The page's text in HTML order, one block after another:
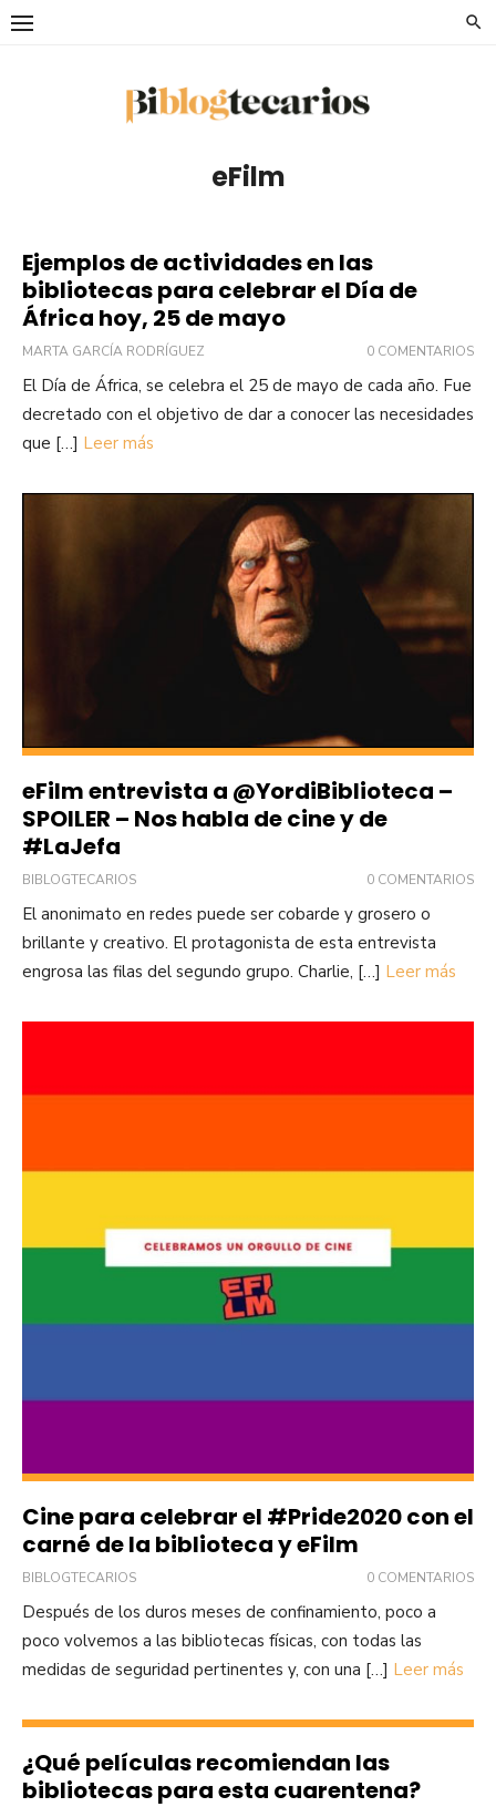
Saltar
eFilm
Ejemplos de actividades en las
bibliotecas para celebrar el Día de
África hoy, 25 de mayo
MARTA GARCÍA RODRÍGUEZ 0 COMENTARIOS
El Día de África, se celebra el 25 de mayo de cada año. Fue
decretado con el objetivo de dar a conocer las necesidades
que […] Leer más
eFilm entrevista a @YordiBiblioteca –
SPOILER – Nos habla de cine y de
#LaJefa
BIBLOGTECARIOS 0 COMENTARIOS
El anonimato en redes puede ser cobarde y grosero o
brillante y creativo. El protagonista de esta entrevista
engrosa las filas del segundo grupo. Charlie, […] Leer más
Cine para celebrar el #Pride2020 con el
carné de la biblioteca y eFilm
BIBLOGTECARIOS 0 COMENTARIOS
Después de los duros meses de confinamiento, poco a
poco volvemos a las bibliotecas físicas, con todas las
medidas de seguridad pertinentes y, con una […] Leer más
¿Qué películas recomiendan las
bibliotecas para esta cuarentena?